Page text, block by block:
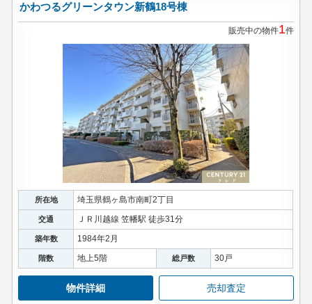
かわつるグリーンタウン新鶴18号棟
販売中の物件1件
所在地 埼玉県鶴ヶ島市南町2丁目
交通 ＪＲ川越線 笠幡駅 徒歩31分
築年数 1984年2月
階数 地上5階 総戸数 30戸
物件詳細 売却査定